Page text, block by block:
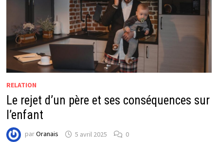
RELATION
Le rejet d’un père et ses conséquences sur
l’enfant
parOranais 5 avril 2025 0